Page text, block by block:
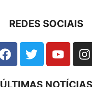
REDES SOCIAIS